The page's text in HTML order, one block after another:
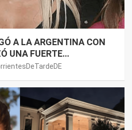
A LA ARGENTINA CON
UNA FUERTE
MAURO ICARDI